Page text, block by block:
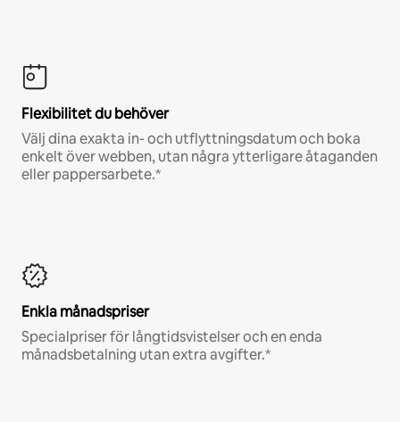
Flexibilitet du behöver
Välj dina exakta in- och utflyttningsdatum och boka
enkelt över webben, utan några ytterligare åtaganden
eller pappersarbete.*
Enkla månadspriser
Specialpriser för långtidsvistelser och en enda
månadsbetalning utan extra avgifter.*